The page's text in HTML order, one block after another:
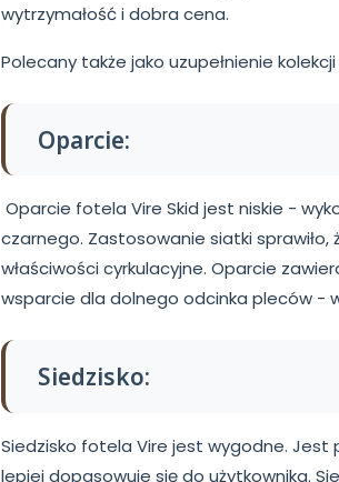
wytrzymałość i dobra cena.
Polecany także jako uzupełnienie kolekcji
Oparcie:
Oparcie fotela Vire Skid jest niskie -
czarnego. Zastosowanie siatki
właściwości cyrkulacyjne. Oparcie
wsparcie dla dolnego odcinka pleców -
Siedzisko:
Siedzisko fotela Vire jest wygodne. Jest
lepiej dopasowuje się do użytkownika.